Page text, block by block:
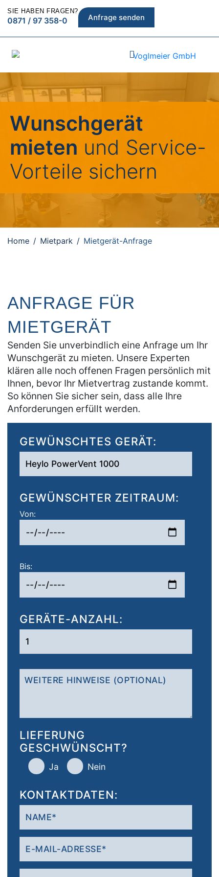
SIE HABEN FRAGEN?
0871 / 97 358-0 Anfrage senden
Wunschgerät
mieten und Service-
Vorteile sichern
Home Mietpark Mietgerät-Anfrage
ANFRAGE FÜR
MIETGERÄT
Senden Sie unverbindlich eine Anfrage um Ihr
Wunschgerät zu mieten. Unsere Experten
klären alle noch offenen Fragen persönlich mit
Ihnen, bevor Ihr Mietvertrag zustande kommt.
So können Sie sicher sein, dass alle Ihre
Anforderungen erfüllt werden.
GEWÜNSCHTES GERÄT:
GEWÜNSCHTER ZEITRAUM:
Von:
Bis:
GERÄTE-ANZAHL:
LIEFERUNG
GESCHWÜNSCHT?
Ja Nein
KONTAKTDATEN: